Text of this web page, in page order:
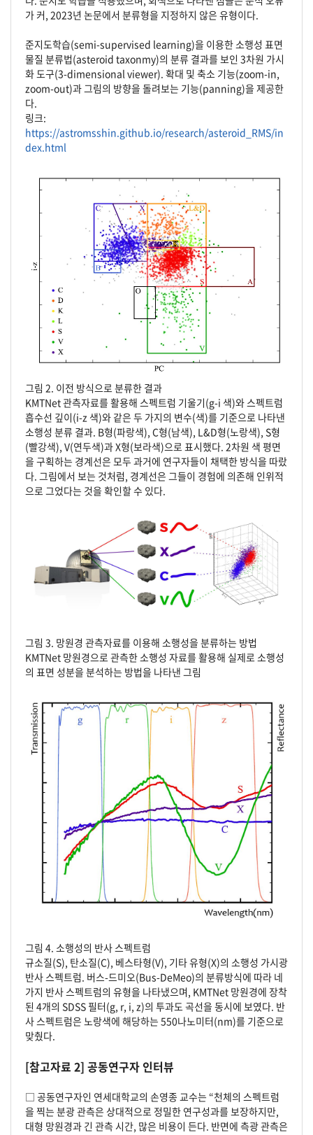
가 커, 2023년 논문에서 분류형을 지정하지 않은 유형이다.
준지도학습(semi-supervised learning)을 이용한 소행성 표면
물질 분류법(asteroid taxonmy)의 분류 결과를 보인 3차원 가시
화 도구(3-dimensional viewer). 확대 및 축소 기능(zoom-in,
zoom-out)과 그림의 방향을 돌려보는 기능(panning)을 제공한
다.
링크:
https://astromsshin.github.io/research/asteroid_RMS/in
dex.html
그림 2. 이전 방식으로 분류한 결과
KMTNet 관측자료를 활용해 스펙트럼 기울기(g-i 색)와 스펙트럼
흡수선 깊이(i-z 색)와 같은 두 가지의 변수(색)를 기준으로 나타낸
소행성 분류 결과. B형(파랑색), C형(남색), L&D형(노랑색), S형
(빨강색), V(연두색)과 X형(보라색)으로 표시했다. 2차원 색 평면
을 구획하는 경계선은 모두 과거에 연구자들이 채택한 방식을 따랐
다. 그림에서 보는 것처럼, 경계선은 그들이 경험에 의존해 인위적
으로 그었다는 것을 확인할 수 있다.
그림 3. 망원경 관측자료를 이용해 소행성을 분류하는 방법
KMTNet 망원경으로 관측한 소행성 자료를 활용해 실제로 소행성
의 표면 성분을 분석하는 방법을 나타낸 그림
그림 4. 소행성의 반사 스펙트럼
규소질(S), 탄소질(C), 베스타형(V), 기타 유형(X)의 소행성 가시광
반사 스펙트럼. 버스-드미오(Bus-DeMeo)의 분류방식에 따라 네
가지 반사 스펙트럼의 유형을 나타냈으며, KMTNet 망원경에 장착
된 4개의 SDSS 필터(g, r, i, z)의 투과도 곡선을 동시에 보였다. 반
사 스펙트럼은 노랑색에 해당하는 550나노미터(nm)를 기준으로
맞췄다.
[참고자료 2] 공동연구자 인터뷰
□ 공동연구자인 연세대학교의 손영종 교수는 “천체의 스펙트럼
을 찍는 분광 관측은 상대적으로 정밀한 연구성과를 보장하지만,
대형 망원경과 긴 관측 시간, 많은 비용이 든다. 반면에 측광 관측은